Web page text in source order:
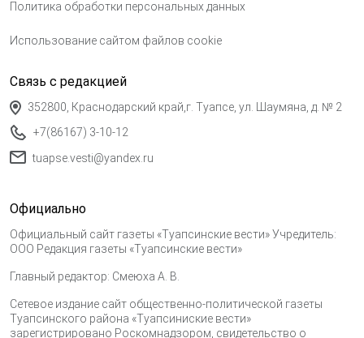
Политика обработки персональных данных
Использование сайтом файлов cookie
Связь с редакцией
352800, Краснодарский край,г. Туапсе, ул. Шаумяна, д. № 2
+7(86167) 3-10-12
tuapse.vesti@yandex.ru
Официально
Официальный сайт газеты «Туапсинские вести» Учредитель:
ООО Редакция газеты «Туапсинские вести»
Главный редактор: Смеюха А. В.
Сетевое издание сайт общественно-политической газеты
Туапсинского района «Туапсиниские вести»
зарегистрировано Роскомнадзором, свидетельство о